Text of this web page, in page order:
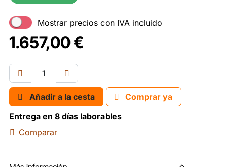
Mostrar precios con IVA incluido
1.657,00€
Añadir a la cesta
Comprar ya
Entrega en 8 días laborables
Comparar